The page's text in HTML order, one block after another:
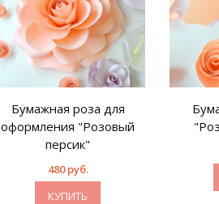
Бумажная роза для
оформления "Розовый
персик"
480 руб.
КУПИТЬ